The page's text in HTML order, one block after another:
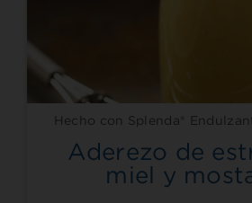
Hecho con Splenda®
Aderezo de
miel y